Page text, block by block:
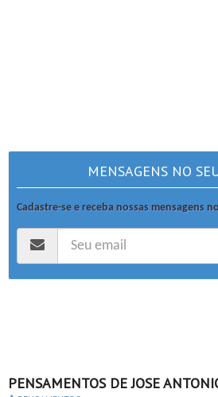
MENSAGENS NO
Cadastre-se e receba nossas mensagens
PENSAMENTOS DE JOSE